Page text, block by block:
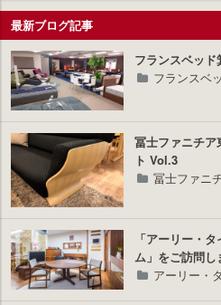
ラ
ス
最新ブログ記事
フランスベッ
フランスベ
冨士ファニチ
ト Vol.3
冨士ファニ
「アーリー・
ム」をご訪問し
アーリー・